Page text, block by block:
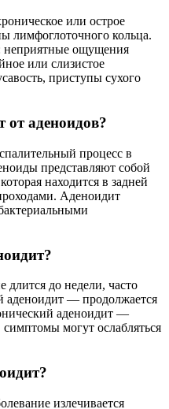
или острое
лимфоглоточного кольца.
неприятные ощущения
или слизистое
приступы сухого
от аденоидов?
процесс в
представляют собой
находится в задней
Аденоидит
до недели, часто
аденоидит — продолжается
аденоидит —
симптомы могут ослабляться
излечивается